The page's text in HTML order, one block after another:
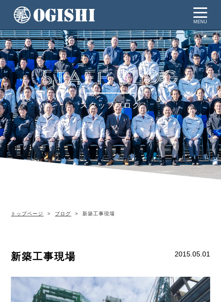
MENU
スタッフブログ
トップページ ブログ 新築工事現場
新築工事現場 2015.05.01